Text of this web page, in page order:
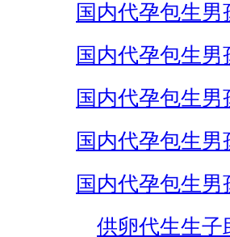
国内代孕包生男
国内代孕包生男
国内代孕包生男
国内代孕包生男
国内代孕包生男
供卵代生生子